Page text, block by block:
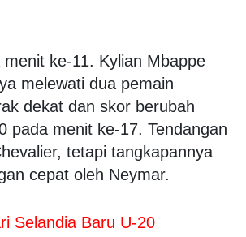
ke-11. Kylian Mbappe
melewati dua pemain
dekat dan skor berubah
pada menit ke-17. Tendangan
tetapi tangkapannya
cepat oleh Neymar.
Selandia Baru U-20